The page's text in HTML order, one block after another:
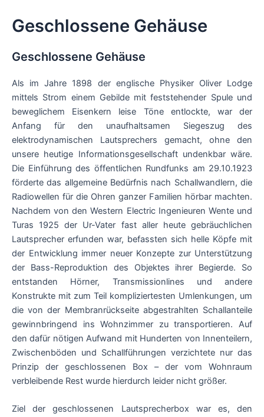
Geschlossene Gehäuse
Geschlossene Gehäuse
Als im Jahre 1898 der englische Physiker Oliver Lodge
mittels Strom einem Gebilde mit feststehender Spule und
beweglichem Eisenkern leise Töne entlockte, war der
Anfang für den unaufhaltsamen Siegeszug des
elektrodynamischen Lautsprechers gemacht, ohne den
unsere heutige Informationsgesellschaft undenkbar wäre.
Die Einführung des öffentlichen Rundfunks am 29.10.1923
förderte das allgemeine Bedürfnis nach Schallwandlern, die
Radiowellen für die Ohren ganzer Familien hörbar machten.
Nachdem von den Western Electric Ingenieuren Wente und
Turas 1925 der Ur-Vater fast aller heute gebräuchlichen
Lautsprecher erfunden war, befassten sich helle Köpfe mit
der Entwicklung immer neuer Konzepte zur Unterstützung
der Bass-Reproduktion des Objektes ihrer Begierde. So
entstanden Hörner, Transmissionlines und andere
Konstrukte mit zum Teil kompliziertesten Umlenkungen, um
die von der Membranrückseite abgestrahlten Schallanteile
gewinnbringend ins Wohnzimmer zu transportieren. Auf
den dafür nötigen Aufwand mit Hunderten von Innenteilern,
Zwischenböden und Schallführungen verzichtete nur das
Prinzip der geschlossenen Box – der vom Wohnraum
verbleibende Rest wurde hierdurch leider nicht größer.
Ziel der geschlossenen Lautsprecherbox war es, den